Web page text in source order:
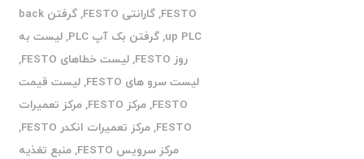
FESTO
,گارانتی FESTO ,
گرفتن back
up PLC
,گرفتن بک آپ PLC ,لیست به
روز FESTO
,لیست خطاهای FESTO
,
لیست سرو های FESTO
,لیست قیمت
FESTO
,مرکز FESTO ,مرکز تعمیرات
FESTO
,مرکز تعمیرات انکدر FESTO
,
مرکز سرویس FESTO
,منبع تغذیه